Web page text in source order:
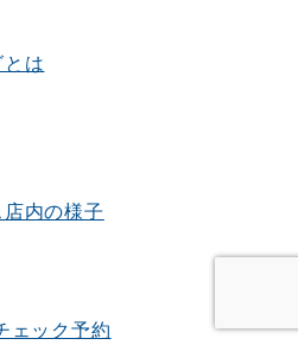
は
内の様子
ェック予約